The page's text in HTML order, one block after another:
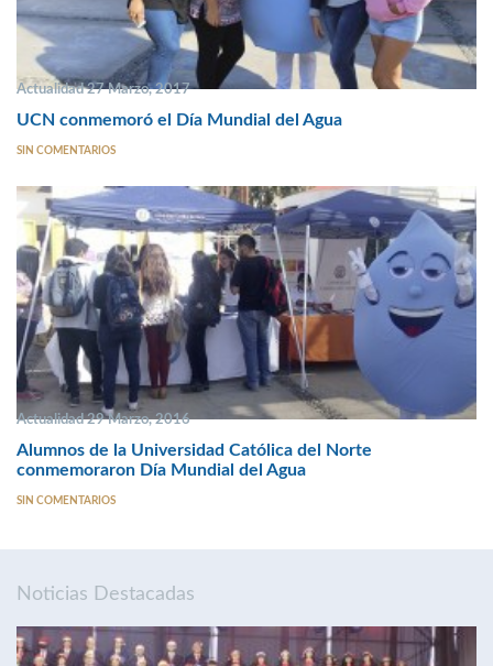
Actualidad 27 Marzo, 2017
UCN conmemoró el Día Mundial del Agua
SIN COMENTARIOS
Actualidad 29 Marzo, 2016
Alumnos de la Universidad Católica del Norte
conmemoraron Día Mundial del Agua
SIN COMENTARIOS
Noticias Destacadas